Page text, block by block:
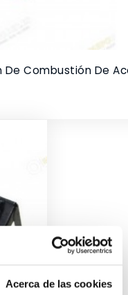
Acerca de las cookies
De Combustión De